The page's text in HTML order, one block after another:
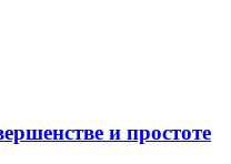
и простоте